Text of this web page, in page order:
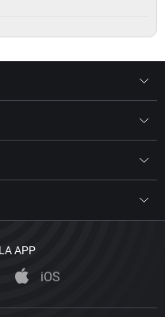
APP
iOS